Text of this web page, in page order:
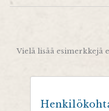
Vielä lisää esimerkkejä